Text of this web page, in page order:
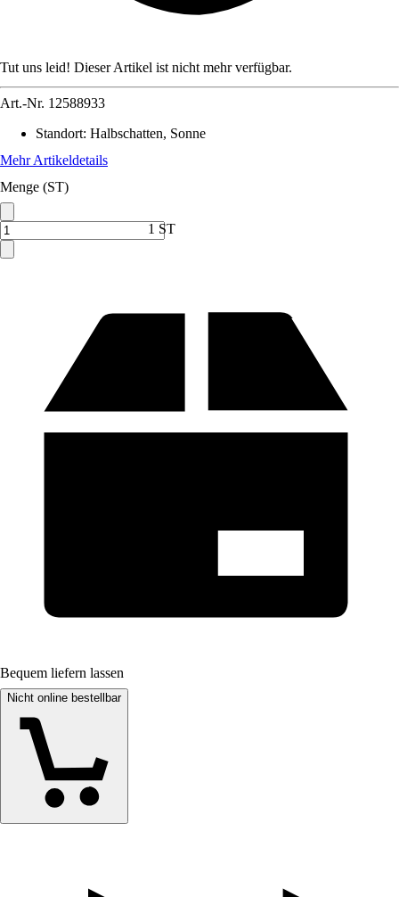
Tut uns leid! Dieser Artikel ist nicht mehr verfügbar.
Art.-Nr. 12588933
Standort: Halbschatten, Sonne
Mehr Artikeldetails
Menge (ST)
1 ST
Bequem liefern lassen
Nicht online bestellbar